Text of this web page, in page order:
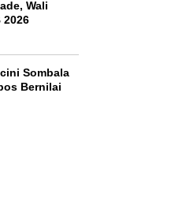
Wali
2026
Sombala
Bernilai